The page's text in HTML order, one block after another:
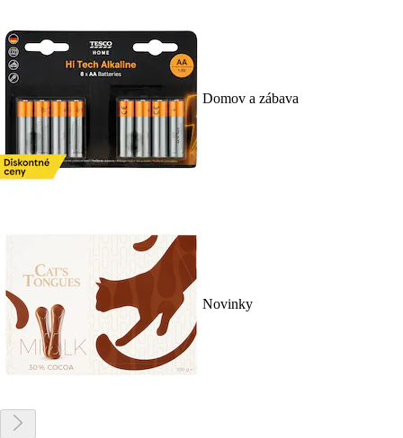
Domov a zábava
Novinky